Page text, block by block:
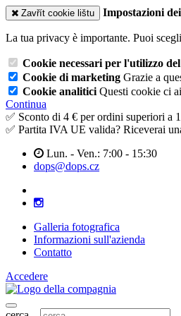
Zavřít cookie lištu Impostazioni
La tua privacy è importante. Puoi
Cookie necessari per l'utilizzo
Cookie di marketing Grazie a
Cookie analitici Questi cookie ci
Continua
✅ Sconto di 4 € per ordini superiori a
✅ Partita IVA UE valida? Riceverai
Lun. - Ven.: 7:00 - 15:30
dops@dops.cz
Galleria fotografica
Informazioni sull'azienda
Contatto
Accedere